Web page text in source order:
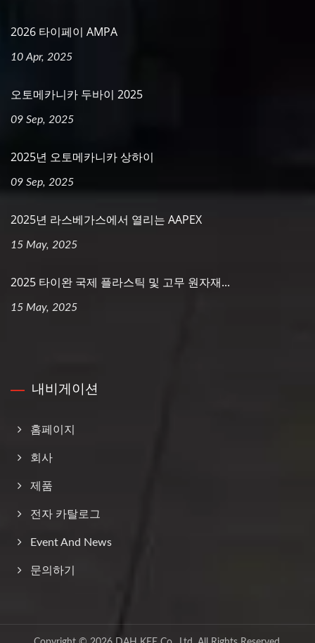
2026 타이페이 AMPA
10 Apr, 2025
오토메카니카 두바이 2025
09 Sep, 2025
2025년 오토메카니카 상하이
09 Sep, 2025
2025년 라스베가스에서 열리는 AAPEX
15 May, 2025
2025 타이완 국제 플라스틱 및 고무 원자재...
15 May, 2025
내비게이션
홈페이지
회사
제품
전자 카탈로그
Event And News
문의하기